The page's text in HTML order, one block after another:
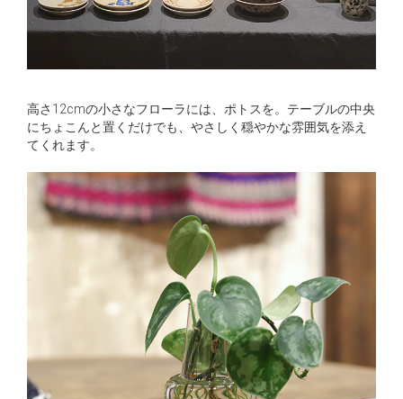
高さ12cmの小さなフローラには、ポトスを。テーブルの中央
にちょこんと置くだけでも、やさしく穏やかな雰囲気を添え
てくれます。